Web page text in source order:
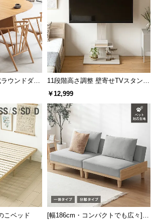
吸収
分のみ沈
に負担を
収しま
うな寝心地
のソフトな弾力は、包み込まれるよ
心地となります。
ウンドダイ
天然木突
11段階高さ調整 壁寄せTVスタンド
キャスター付き 上下左右角度調節
￥12,999
こベッド
[幅186cm・コンパクトでも広々] 3